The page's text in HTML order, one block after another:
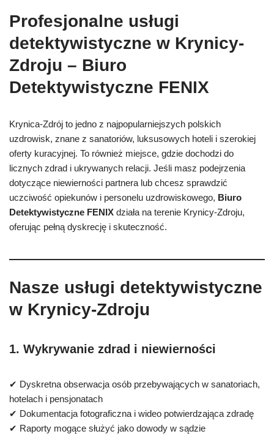
Profesjonalne usługi
detektywistyczne w Krynicy-
Zdroju – Biuro
Detektywistyczne FENIX
Krynica-Zdrój to jedno z najpopularniejszych polskich
uzdrowisk, znane z sanatoriów, luksusowych hoteli i szerokiej
oferty kuracyjnej. To również miejsce, gdzie dochodzi do
licznych zdrad i ukrywanych relacji. Jeśli masz podejrzenia
dotyczące niewierności partnera lub chcesz sprawdzić
uczciwość opiekunów i personelu uzdrowiskowego, Biuro
Detektywistyczne FENIX działa na terenie Krynicy-Zdroju,
oferując pełną dyskrecję i skuteczność.
Nasze usługi detektywistyczne
w Krynicy-Zdroju
1. Wykrywanie zdrad i niewierności
✔ Dyskretna obserwacja osób przebywających w sanatoriach,
hotelach i pensjonatach
✔ Dokumentacja fotograficzna i wideo potwierdzająca zdradę
✔ Raporty mogące służyć jako dowody w sądzie